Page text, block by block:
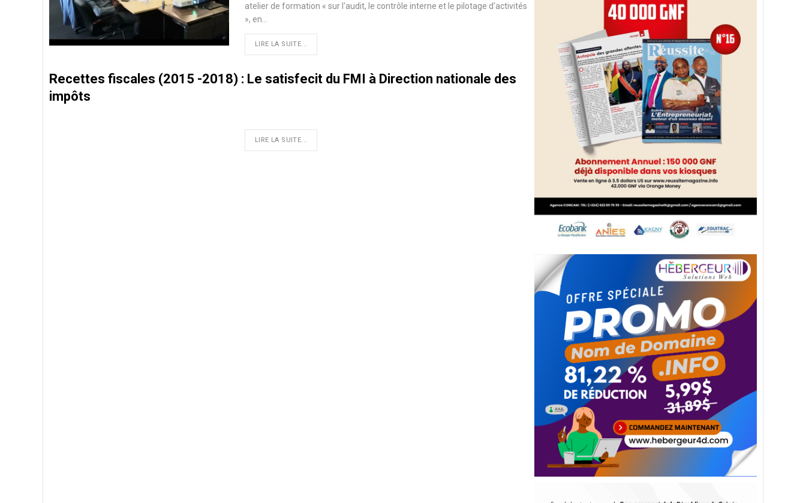
atelier de formation « sur l'audit, le contrôle interne et le pilotage d'activités
», en
LIRE LA SUITE...
Recettes fiscales (2015 -2018) : Le satisfecit du FMI à Direction nationale des
impôts
LIRE LA SUITE...